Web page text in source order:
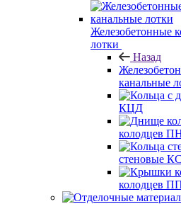
Железобетонные
лотки
Назад
канальные
КЦД
колодцев
стеновые КС
колодцев